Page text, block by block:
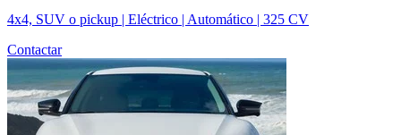
4x4, SUV o pickup | Eléctrico | Automático | 325 CV
Contactar